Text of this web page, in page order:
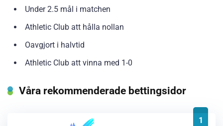
Under 2.5 mål i matchen
Athletic Club att hålla nollan
Oavgjort i halvtid
Athletic Club att vinna med 1-0
Våra rekommenderade bettingsidor
1